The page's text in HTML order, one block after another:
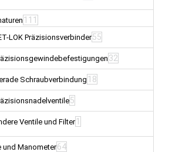
111
LOK Präzisionsverbinder55
32
Schraubverbindung 18
5
Ventile und Filter 1
und Manometer64